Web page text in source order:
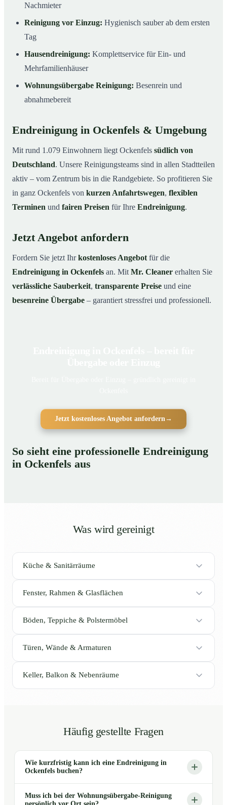
Nachmieter
Reinigung vor Einzug: Hygienisch sauber ab dem ersten
Tag
Hausendreinigung: Komplettservice für Ein- und
Mehrfamilienhäuser
Wohnungsübergabe Reinigung: Besenrein und
abnahmebereit
Endreinigung in Ockenfels & Umgebung
Mit rund 1.079 Einwohnern liegt Ockenfels südlich von
Deutschland. Unsere Reinigungsteams sind in allen Stadtteilen
aktiv – vom Zentrum bis in die Randgebiete. So profitieren Sie
in ganz Ockenfels von kurzen Anfahrtswegen, flexiblen
Terminen und fairen Preisen für Ihre Endreinigung.
Jetzt Angebot anfordern
Fordern Sie jetzt Ihrkostenloses Angebot für die
Endreinigung in Ockenfels an. Mit Mr. Cleaner erhalten Sie
verlässliche Sauberkeit, transparente Preise und eine
besenreine Übergabe – garantiert stressfrei und professionell.
Jetzt kostenloses Angebot anfordern →
So sieht eine professionelle Endreinigung
in Ockenfels aus
Was wird gereinigt
Küche & Sanitärräume
Fenster, Rahmen & Glasflächen
Böden, Teppiche & Polstermöbel
Türen, Wände & Armaturen
Keller, Balkon & Nebenräume
Häufig gestellte Fragen
Wie kurzfristig kann ich eine Endreinigung in
Ockenfels buchen?
Muss ich bei der Wohnungsübergabe-Reinigung